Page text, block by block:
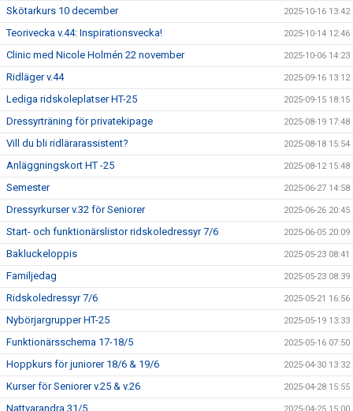
Skötarkurs 10 december 2025-10-16 13:42
Teorivecka v.44: Inspirationsvecka! 2025-10-14 12:46
Clinic med Nicole Holmén 22 november 2025-10-06 14:23
Ridläger v.44 2025-09-16 13:12
Lediga ridskoleplatser HT-25 2025-09-15 18:15
Dressyrträning för privatekipage 2025-08-19 17:48
Vill du bli ridlärarassistent? 2025-08-18 15:54
Anläggningskort HT -25 2025-08-12 15:48
Semester 2025-06-27 14:58
Dressyrkurser v.32 för Seniorer 2025-06-26 20:45
Start- och funktionärslistor ridskoledressyr 7/6 2025-06-05 20:09
Bakluckeloppis 2025-05-23 08:41
Familjedag 2025-05-23 08:39
Ridskoledressyr 7/6 2025-05-21 16:56
Nybörjargrupper HT-25 2025-05-19 13:33
Funktionärsschema 17-18/5 2025-05-16 07:50
Hoppkurs för juniorer 18/6 & 19/6 2025-04-30 13:32
Kurser för Seniorer v.25 & v.26 2025-04-28 15:55
Nattvarandra 31/5